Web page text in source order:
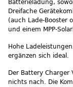
Batterieladung,
Dreifache
(auch Lade-Booster
und einem MPP-
Hohe
ergänzen sich ideal.
Der Battery Charger
nichts nach. Die